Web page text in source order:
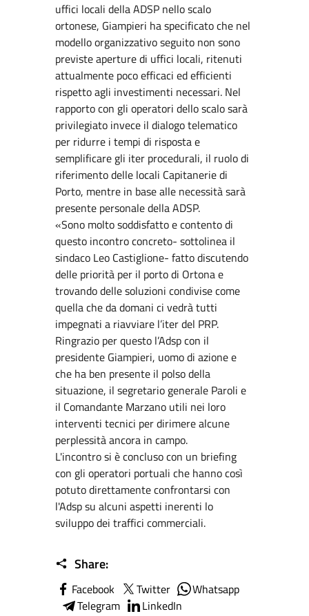
uffici locali della ADSP nello scalo
ortonese, Giampieri ha specificato che nel
modello organizzativo seguito non sono
previste aperture di uffici locali, ritenuti
attualmente poco efficaci ed efficienti
rispetto agli investimenti necessari. Nel
rapporto con gli operatori dello scalo sarà
privilegiato invece il dialogo telematico
per ridurre i tempi di risposta e
semplificare gli iter procedurali, il ruolo di
riferimento delle locali Capitanerie di
Porto, mentre in base alle necessità sarà
presente personale della ADSP.
«Sono molto soddisfatto e contento di
questo incontro concreto- sottolinea il
sindaco Leo Castiglione- fatto discutendo
delle priorità per il porto di Ortona e
trovando delle soluzioni condivise come
quella che da domani ci vedrà tutti
impegnati a riavviare l’iter del PRP.
Ringrazio per questo l’Adsp con il
presidente Giampieri, uomo di azione e
che ha ben presente il polso della
situazione, il segretario generale Paroli e
il Comandante Marzano utili nei loro
interventi tecnici per dirimere alcune
perplessità ancora in campo.
L'incontro si è concluso con un briefing
con gli operatori portuali che hanno così
potuto direttamente confrontarsi con
l'Adsp su alcuni aspetti inerenti lo
sviluppo dei traffici commerciali.
Share:
Facebook Twitter
Whatsapp
Telegram
LinkedIn